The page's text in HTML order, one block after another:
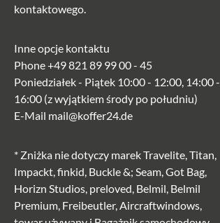
kontaktowego.
Inne opcje kontaktu
Phone+49 821 89 99 00 - 45
Poniedziałek - Piątek 10:00 - 12:00, 14:00 -
16:00 (z wyjątkiem środy po południu)
E-Mail mail@koffer24.de
* Zniżka nie dotyczy marek Travelite, Titan,
Impackt, finkid, Buckle &; Seam, Got Bag,
Horizn Studios, preloved, Belmil, Belmil
Premium, Freibeutler, Aircraftwindows,